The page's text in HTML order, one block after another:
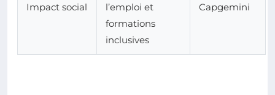
Impact social
l’emploi et
formations
inclusives
Capgemini